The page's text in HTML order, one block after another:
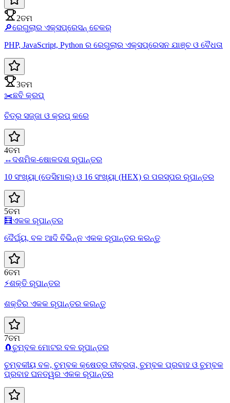
2ତମ
🔎ରେଗୁଲାର ଏକ୍ସପ୍ରେସନ୍ ଚେକର୍
PHP, JavaScript, Python ର ରେଗୁଲାର ଏକ୍ସପ୍ରେସନ ଯାଞ୍ଚ ଓ ବୈଧତା
3ତମ
✂️ଛବି କ୍ରପ୍
ଚିତ୍ର ସଜ୍ଜା ଓ କ୍ରପ୍ କରେ
4ତମ
↔️ଦଶମିକ-ଷୋଳଦଶ ରୂପାନ୍ତର
10 ସଂଖ୍ୟା (ଡେସିମାଲ୍) ଓ 16 ସଂଖ୍ୟା (HEX) ର ପରସ୍ପର ରୂପାନ୍ତର
5ତମ
🧮ଏକକ ରୂପାନ୍ତର
ଦୈର୍ଘ୍ୟ, ବଳ ଆଦି ବିଭିନ୍ନ ଏକକ ରୂପାନ୍ତର କରନ୍ତୁ
6ତମ
⚡ଶକ୍ତି ରୂପାନ୍ତର
ଶକ୍ତିର ଏକକ ରୂପାନ୍ତର କରନ୍ତୁ
7ତମ
🧲ଚୁମ୍ବକ ମୋଟର ବଳ ରୂପାନ୍ତର
ଚୁମ୍ବକୀୟ ବଳ, ଚୁମ୍ବକ କ୍ଷେତ୍ର ତୀବ୍ରତା, ଚୁମ୍ବକ ପ୍ରବାହ ଓ ଚୁମ୍ବକ
ପ୍ରବାହ ଘନତ୍ୱର ଏକକ ରୂପାନ୍ତର